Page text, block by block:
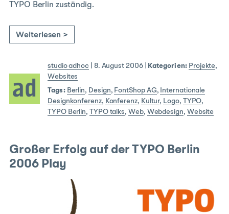
TYPO Berlin zuständig.
Weiterlesen >
studio adhoc 8. August 2006| Kategorien: Projekte,
Websites
Tags: Berlin, Design, FontShop AG, Internationale
Designkonferenz, Konferenz, Kultur, Logo, TYPO,
TYPO Berlin, TYPO talks,Web, Webdesign, Website
Großer Erfolg auf der TYPO Berlin
2006 Play